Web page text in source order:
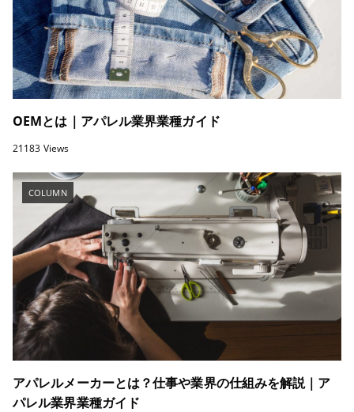
OEMとは｜アパレル業界業種ガイド
21183 Views
COLUMN
アパレルメーカーとは？仕事や業界の仕組みを解説｜ア
パレル業界業種ガイド